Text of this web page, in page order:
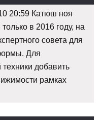
20:59 Катюш ноя
в 2016 году, на
совета для
Для
добавить
рамках